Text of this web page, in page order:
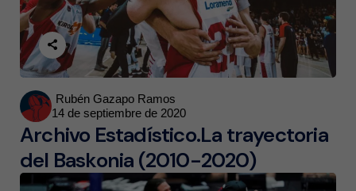
Posted
by
Rubén Gazapo Ramos
14 de septiembre de 2020
Archivo Estadístico.La trayectoria
del Baskonia (2010-2020)